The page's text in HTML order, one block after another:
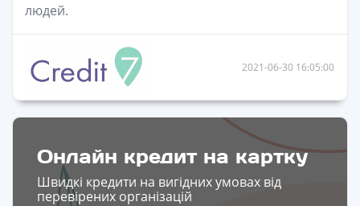
людей.
2021-06-30 16:05:00
Онлайн кредит на картку
Швидкі кредити на вигідних умовах від
перевірених організацій